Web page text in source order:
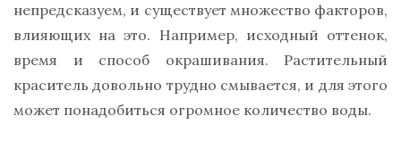
непредсказуем, и существует множество факторов,
влияющих на это. Например, исходный оттенок,
время и способ окрашивания. Растительный
краситель довольно трудно смывается, и для этого
может понадобиться огромное количество воды.